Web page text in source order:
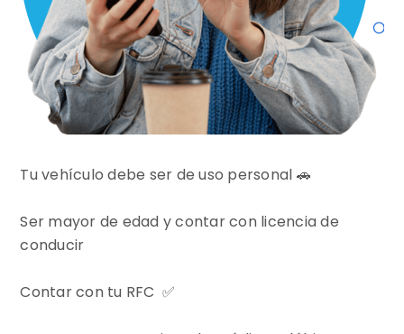
Tu vehículo debe ser de uso personal 🚗
Ser mayor de edad y contar con licencia de
conducir
Contar con tu RFC ✅